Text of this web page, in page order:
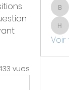
vues
Voir